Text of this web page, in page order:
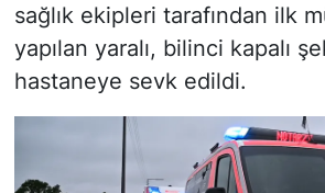
sağlık ekipleri tarafından ilk
yapılan yaralı, bilinci kapalı
hastaneye sevk edildi.